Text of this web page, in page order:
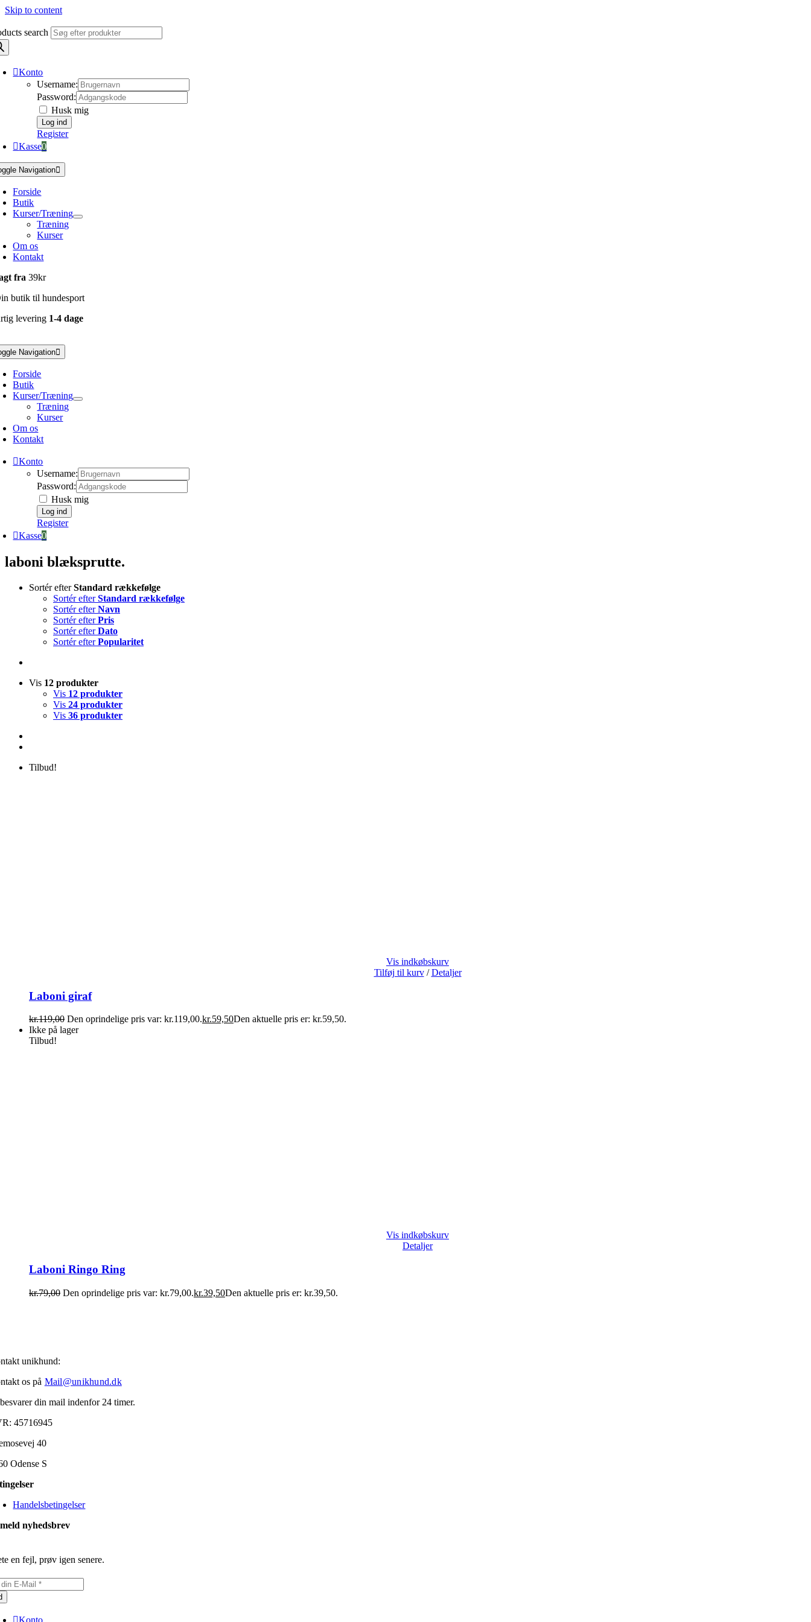
Skip to content
search
Konto
Username:
Password:
Husk mig
Register
Kasse0
Navigation
Forside
Butik
Kurser/Træning
Træning
Kurser
Om os
Kontakt
fra39kr
butik til hundesport
levering 1-4 dage
Navigation
Forside
Butik
Kurser/Træning
Træning
Kurser
Om os
Kontakt
Konto
Username:
Password:
Husk mig
Register
Kasse0
laboni blæksprutte.
Sortér efterStandard rækkefølge
Sortér efterStandard rækkefølge
Sortér efterNavn
Sortér efterPris
Sortér efterDato
Sortér efterPopularitet
Vis 12 produkter
Vis 12 produkter
Vis 24 produkter
Vis 36 produkter
Tilbud!
Vis indkøbskurv
Tilføj til kurv / Detaljer
Laboni giraf
kr.119,00 Den oprindelige pris var: kr.119,00.kr.59,50Den aktuelle pris er: kr.59,50.
Ikke på lager
Tilbud!
Vis indkøbskurv
Detaljer
Laboni Ringo Ring
kr.79,00 Den oprindelige pris var: kr.79,00.kr.39,50Den aktuelle pris er: kr.39,50.
unikhund:
os på Mail@unikhund.dk
din mail indenfor 24 timer.
45716945
40
Odense S
Handelsbetingelser
nyhedsbrev
en fejl, prøv igen senere.
Konto